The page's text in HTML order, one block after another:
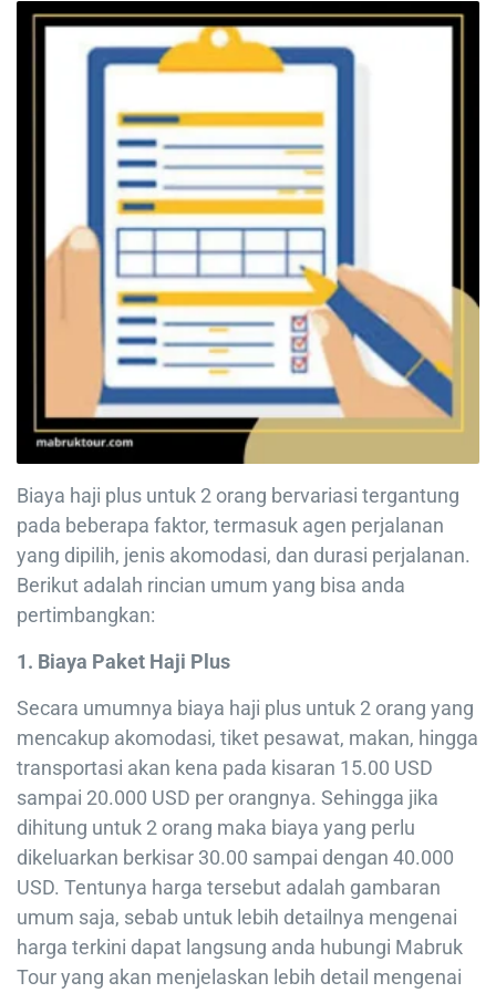
Biaya haji plus untuk 2 orang bervariasi tergantung
pada beberapa faktor, termasuk agen perjalanan
yang dipilih, jenis akomodasi, dan durasi perjalanan.
Berikut adalah rincian umum yang bisa anda
pertimbangkan:
1. Biaya Paket Haji Plus
Secara umumnya biaya haji plus untuk 2 orang yang
mencakup akomodasi, tiket pesawat, makan, hingga
transportasi akan kena pada kisaran 15.00 USD
sampai 20.000 USD per orangnya. Sehingga jika
dihitung untuk 2 orang maka biaya yang perlu
dikeluarkan berkisar 30.00 sampai dengan 40.000
USD. Tentunya harga tersebut adalah gambaran
umum saja, sebab untuk lebih detailnya mengenai
harga terkini dapat langsung anda hubungi Mabruk
Tour yang akan menjelaskan lebih detail mengenai